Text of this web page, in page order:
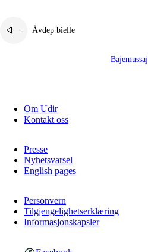
Åvdep bielle
Bajemussaj
Om Udir
Kontakt oss
Presse
Nyhetsvarsel
English pages
Personvern
Tilgjengelighetserklæring
Informasjonskapsler